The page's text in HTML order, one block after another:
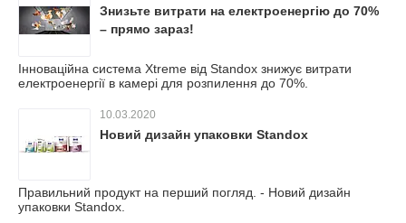
Знизьте витрати на електроенергію до 70%
– прямо зараз!
Інноваційна система Xtreme від Standox знижує витрати
електроенергії в камері для розпилення до 70%.
10.03.2020
Новий дизайн упаковки Standox
Правильний продукт на перший погляд. - Новий дизайн
упаковки Standox.